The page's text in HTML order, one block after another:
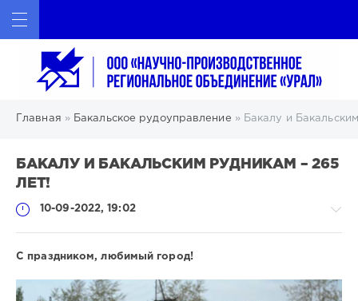
Главная » Бакальское рудоуправление » Бакалу и
БАКАЛУ И БАКАЛЬСКИМ РУДНИКАМ – 265
ЛЕТ!
10-09-2022, 19:02
Бакальское
С праздником, любимый город!